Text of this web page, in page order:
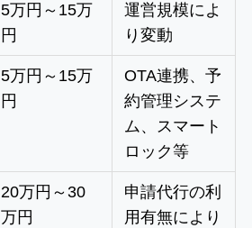
5万円～15万
円
運営規模によ
り変動
5万円～15万
円
OTA連携、予
約管理システ
ム、スマート
ロック等
20万円～30
万円
申請代行の利
用有無により